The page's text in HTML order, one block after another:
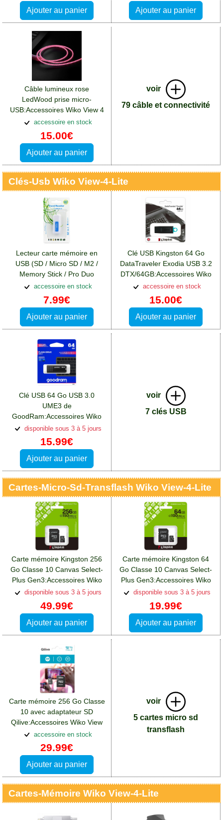
Ajouter au panier Ajouter au panier
Câble lumineux rose
LedWood prise micro-
USB:Accessoires Wiko View 4
Lite
accessoire en stock
15.00€
Ajouter au panier
voir
79 câble et connectivité
Clés-Usb Wiko View-4-Lite
Lecteur carte mémoire en
USB (SD / Micro SD / M2 /
Memory Stick / Pro Duo
/XD):Accessoires Wiko View 4
Lite
accessoire en stock
7.99€
Ajouter au panier
Clé USB Kingston 64 Go
DataTraveler Exodia USB 3.2
DTX/64GB:Accessoires Wiko
View 4 Lite
accessoire en stock
15.00€
Ajouter au panier
Clé USB 64 Go USB 3.0
UME3 de
GoodRam:Accessoires Wiko
View 4 Lite
disponible sous 3 à 5 jours
15.99€
Ajouter au panier
voir
7 clés USB
Cartes-Micro-Sd-Transflash Wiko View-4-Lite
Carte mémoire Kingston 256
Go Classe 10 Canvas Select-
Plus Gen3:Accessoires Wiko
View 4 Lite
disponible sous 3 à 5 jours
49.99€
Ajouter au panier
Carte mémoire Kingston 64
Go Classe 10 Canvas Select-
Plus Gen3:Accessoires Wiko
View 4 Lite
disponible sous 3 à 5 jours
19.99€
Ajouter au panier
Carte mémoire 256 Go Classe
10 avec adaptateur SD
Qilive:Accessoires Wiko View
4 Lite
accessoire en stock
29.99€
Ajouter au panier
voir
5 cartes micro sd
transflash
Cartes-Mémoire Wiko View-4-Lite